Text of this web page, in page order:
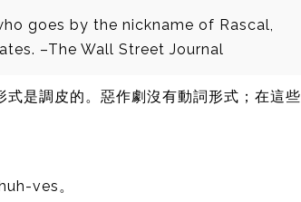
goes by the nickname of Rascal,
–The Wall Street Journal
是調皮的。惡作劇沒有動詞形式；在這些
ves。